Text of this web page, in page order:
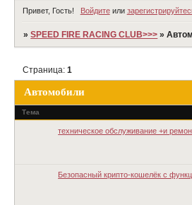
Привет, Гость! Войдитеили
»SPEED FIRE RACING CLUB>>> »
Автомобили
Страница:1
Тема
техническое обслуживание +и
Безопасный крипто-кошелёк с